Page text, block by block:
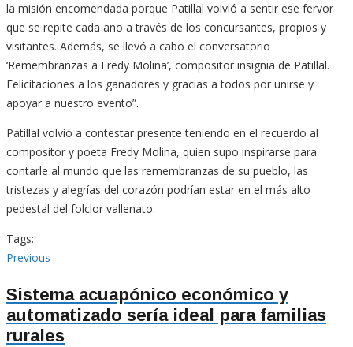
la misión encomendada porque Patillal volvió a sentir ese fervor
que se repite cada año a través de los concursantes, propios y
visitantes. Además, se llevó a cabo el conversatorio
‘Remembranzas a Fredy Molina’, compositor insignia de Patillal.
Felicitaciones a los ganadores y gracias a todos por unirse y
apoyar a nuestro evento”.
Patillal volvió a contestar presente teniendo en el recuerdo al
compositor y poeta Fredy Molina, quien supo inspirarse para
contarle al mundo que las remembranzas de su pueblo, las
tristezas y alegrías del corazón podrían estar en el más alto
pedestal del folclor vallenato.
Tags:
Navegación
de
entradas
Previous
Sistema acuapónico económico y
automatizado sería ideal para familias
rurales